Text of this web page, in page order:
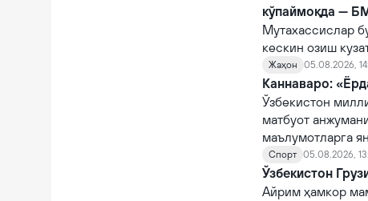
кўпаймоқда —
Мутахассислар
кескин озиш
Жаҳон 05.08.2026,
Каннаваро:
Ўзбекистон
матбуот
маълумотларга
Спорт 05.08.2026,
Ўзбекистон
Айрим ҳамкор